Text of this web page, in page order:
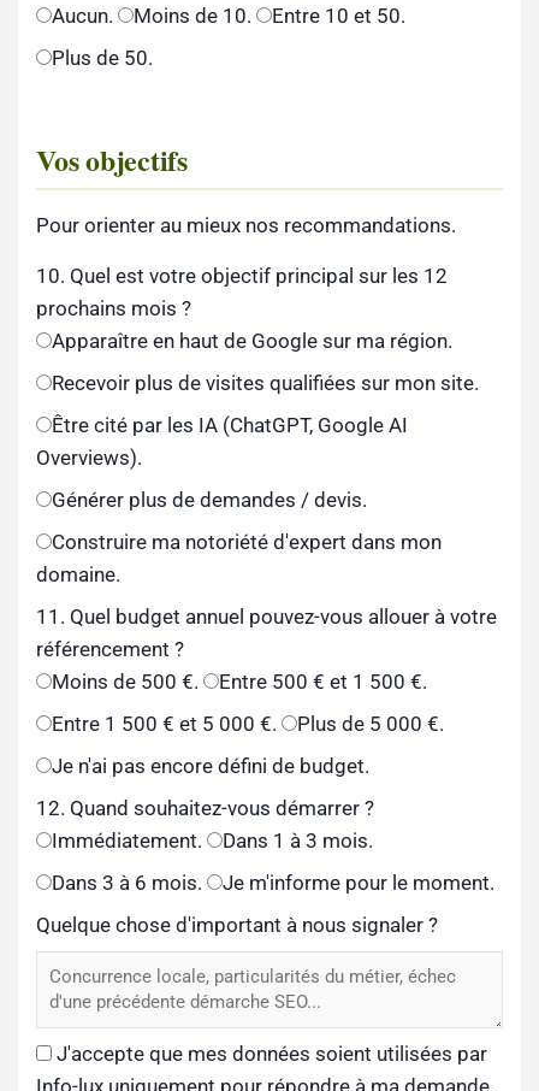
Aucun.
Moins de 10.
Entre 10 et 50.
Plus de 50.
Vos objectifs
Pour orienter au mieux nos recommandations.
10. Quel est votre objectif principal sur les 12
prochains mois ?
Apparaître en haut de Google sur ma région.
Recevoir plus de visites qualifiées sur mon site.
Être cité par les IA (ChatGPT, Google AI
Overviews).
Générer plus de demandes / devis.
Construire ma notoriété d'expert dans mon
domaine.
11. Quel budget annuel pouvez-vous allouer à votre
référencement ?
Moins de 500 €.
Entre 500 € et 1 500 €.
Entre 1 500 € et 5 000 €.
Plus de 5 000 €.
Je n'ai pas encore défini de budget.
12. Quand souhaitez-vous démarrer ?
Immédiatement.
Dans 1 à 3 mois.
Dans 3 à 6 mois.
Je m'informe pour le moment.
Quelque chose d'important à nous signaler ?
J'accepte que mes données soient utilisées par